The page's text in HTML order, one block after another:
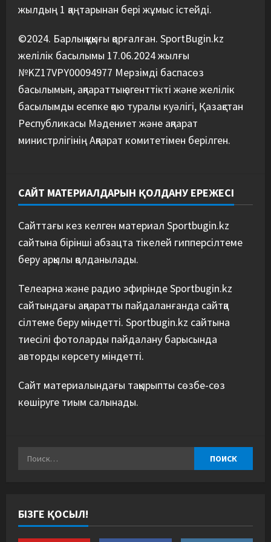
жылдың 1 қаңтарынан бері жұмыс істейді.
©2024. Барлық құқығы қорғалған. SportBugin.kz
желілік басылымы 17.06.2024 жылғы
№KZ17VPY00094977 Мерзімді баспасөз
басылымын, ақпараттық агенттікті және желілік
басылымды есепке қою туралы куәлігі, Қазақстан
Республикасы Мәдениет және ақпарат
министрлігінің Ақпарат комитетімен берілген.
САЙТ МАТЕРИАЛДАРЫН ҚОЛДАНУ ЕРЕЖЕСІ
Сайттағы кез келген материал Sportbugin.kz
сайтына бірінші абзацта тікелей гипперсілтеме
беру арқылы қолданылады.
Телеарна және радио эфирінде Sportbugin.kz
сайтындағы ақпаратты пайдаланғанда сайтқа
сілтеме беру міндетті. Sportbugin.kz сайтына
тиесілі фотоларды пайдалану барысында
авторды көрсету міндетті.
Сайт материалындағы тақырыпты сөзбе-сөз
көшіруге тиым салынады.
БІЗГЕ ҚОСЫЛ!